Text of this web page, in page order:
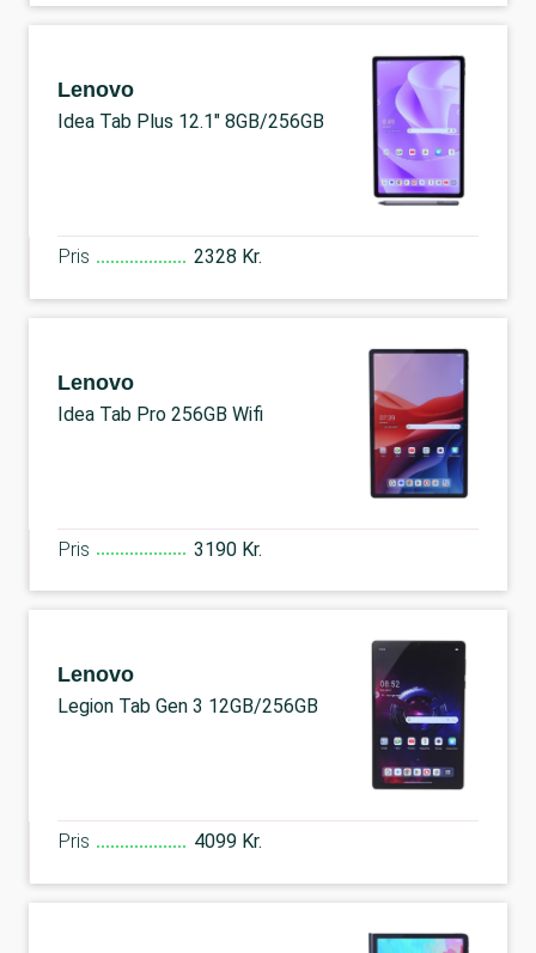
Lenovo
Idea Tab Plus 12.1" 8GB/256GB
Pris 2328 Kr.
Lenovo
Idea Tab Pro 256GB Wifi
Pris 3190 Kr.
Lenovo
Legion Tab Gen 3 12GB/256GB
Pris 4099 Kr.